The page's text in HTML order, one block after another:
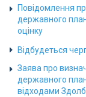
Повідомлення
державного
оцінку
Відбудеться
Заява про
державного
відходами